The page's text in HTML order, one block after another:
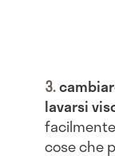
lavarsi
cose che